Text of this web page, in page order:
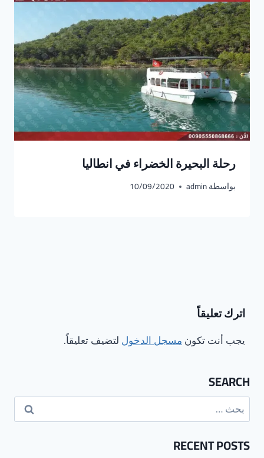
رحلة البحيرة الخضراء في انطاليا
بواسطةadmin
10/09/2020
اترك تعليقاً
يجب أنت تكونمسجل الدخوللتضيف تعليقاً.
SEARCH
البحث
عن:
RECENT POSTS